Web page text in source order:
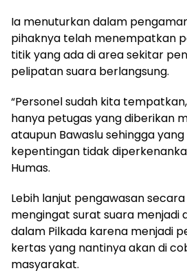
Ia menuturkan dalam
pihaknya telah menempatkan
titik yang ada di area sekitar
pelipatan suara berlangsung.
“Personel sudah kita
hanya petugas yang diberikan
ataupun Bawaslu sehingga
kepentingan tidak
Humas.
Lebih lanjut pengawasan
mengingat surat suara menjadi
dalam Pilkada karena menjadi
kertas yang nantinya akan di
masyarakat.